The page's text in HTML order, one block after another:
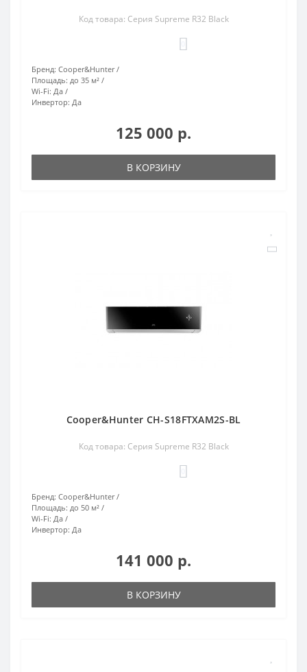
Код товара: Серия Supreme R32 Black
Бренд: Cooper&Hunter
Площадь: до 35 м²
Wi-Fi: Да
Инвертор: Да
125 000 р.
В КОРЗИНУ
Cooper&Hunter CH-S18FTXAM2S-BL
Код товара: Серия Supreme R32 Black
Бренд: Cooper&Hunter
Площадь: до 50 м²
Wi-Fi: Да
Инвертор: Да
141 000 р.
В КОРЗИНУ